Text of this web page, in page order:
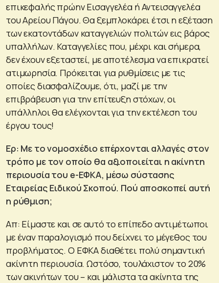
επικεφαλής πρώην Εισαγγελέα ή Αντεισαγγελέα
του Αρείου Πάγου. Θα ξεμπλοκάρει έτσι η εξέταση
των εκατοντάδων καταγγελιών πολιτών εις βάρος
υπαλλήλων. Καταγγελίες που, μέχρι και σήμερα,
δεν έχουν εξεταστεί, με αποτέλεσμα να επικρατεί
ατιμωρησία. Πρόκειται για ρυθμίσεις με τις
οποίες διασφαλίζουμε, ότι, μαζί με την
επιβράβευση για την επίτευξη στόχων, οι
υπάλληλοι θα ελέγχονται για την εκτέλεση του
έργου τους!
Ερ: Με το νομοσχέδιο επέρχονται αλλαγές στον
τρόπο με τον οποίο θα αξιοποιείται η ακίνητη
περιουσία του e-ΕΦΚΑ, μέσω σύστασης
Εταιρείας Ειδικού Σκοπού. Πού αποσκοπεί αυτή
η ρύθμιση;
Απ: Είμαστε και σε αυτό το επίπεδο αντιμέτωποι
με έναν παραλογισμό που δείχνει το μέγεθος του
προβλήματος. Ο ΕΦΚΑ διαθέτει πολύ σημαντική
ακίνητη περιουσία. Ωστόσο, τουλάχιστον το 20%
των ακινήτων του – και μάλιστα τα ακίνητα της